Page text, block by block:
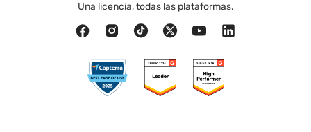
Una licencia, todas las plataformas.